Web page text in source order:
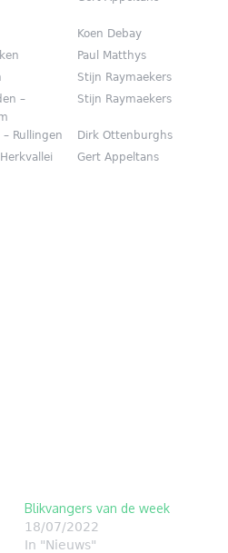
Koen Debay
Paul Matthys
Stijn Raymaekers
–
Stijn Raymaekers
– Rullingen
Dirk Ottenburghs
Gert Appeltans
Blikvangers van de week
18/07/2022
In "Nieuws"